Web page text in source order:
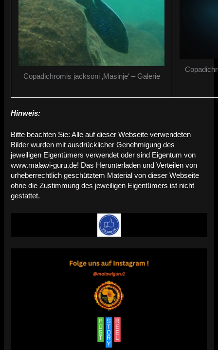
Copadichromis jacksoni ‚Masinje‘ – Galerie
Hinweis:
Bitte beachten Sie: Alle auf dieser Webseite verwendeten
Bilder wurden mit ausdrücklicher Genehmigung des
jeweiligen Eigentümers verwendet oder sind Eigentum von
www.malawi-guru.de! Das Herunterladen und Verteilen von
urheberrechtlich geschütztem Material von dieser Webseite
ohne die Zustimmung des jeweiligen Eigentümers ist nicht
gestattet.